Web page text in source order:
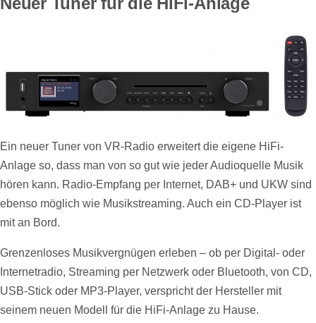
Ein neuer Tuner von VR-Radio erweitert die eigene HiFi-
Anlage so, dass man von so gut wie jeder Audioquelle Musik
hören kann. Radio-Empfang per Internet, DAB+ und UKW sind
ebenso möglich wie Musikstreaming. Auch ein CD-Player ist
mit an Bord.
Grenzenloses Musikvergnügen erleben – ob per Digital- oder
Internetradio, Streaming per Netzwerk oder Bluetooth, von CD,
USB-Stick oder MP3-Player, verspricht der Hersteller mit
seinem neuen Modell für die HiFi-Anlage zu Hause.